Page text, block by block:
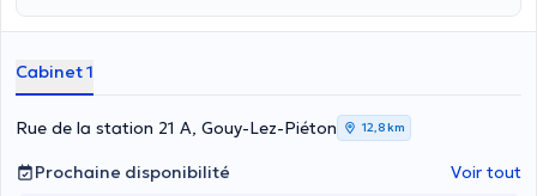
sacré).
Cabinet 1
Rue de la station 21 A, Gouy-Lez-Piéton 12,8 km
Prochaine disponibilité Voir tout